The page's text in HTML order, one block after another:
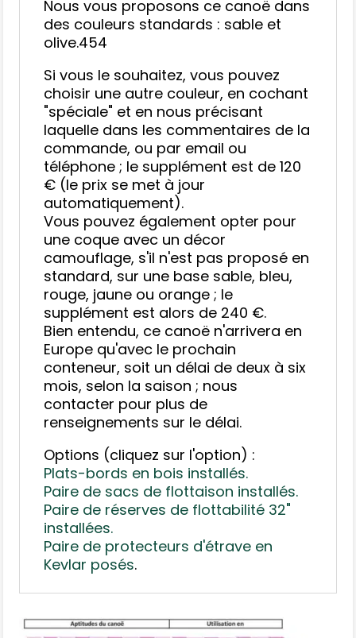
Nous vous proposons ce canoë dans
des couleurs standards : sable et
olive.454
Si vous le souhaitez, vous pouvez
choisir une autre couleur, en cochant
"spéciale" et en nous précisant
laquelle dans les commentaires de la
commande, ou par email ou
téléphone ; le supplément est de 120
€ (le prix se met à jour
automatiquement).
Vous pouvez également opter pour
une coque avec un décor
camouflage, s'il n'est pas proposé en
standard, sur une base sable, bleu,
rouge, jaune ou orange ; le
supplément est alors de 240 €.
Bien entendu, ce canoë n'arrivera en
Europe qu'avec le prochain
conteneur, soit un délai de deux à six
mois, selon la saison ; nous
contacter pour plus de
renseignements sur le délai.
Options (cliquez sur l'option) :
Plats-bords en bois installés.
Paire de sacs de flottaison installés.
Paire de réserves de flottabilité 32"
installées.
Paire de protecteurs d'étrave en
Kevlar posés.